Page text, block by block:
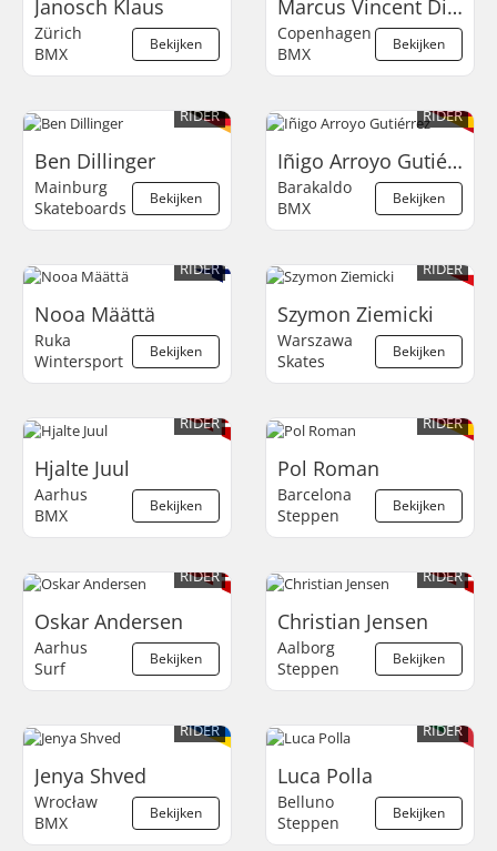
Janosch Klaus
Bekijken
Zürich
BMX
Marcus Vincent Diemar
Bekijken
Copenhagen
BMX
RIDER
Ben Dillinger
Bekijken
Mainburg
Skateboards
RIDER
Iñigo Arroyo Gutiérrez
Bekijken
Barakaldo
BMX
RIDER
Nooa Määttä
Bekijken
Ruka
Wintersport
RIDER
Szymon Ziemicki
Bekijken
Warszawa
Skates
RIDER
Hjalte Juul
Bekijken
Aarhus
BMX
RIDER
Pol Roman
Bekijken
Barcelona
Steppen
RIDER
Oskar Andersen
Bekijken
Aarhus
Surf
RIDER
Christian Jensen
Bekijken
Aalborg
Steppen
RIDER
Jenya Shved
Bekijken
Wrocław
BMX
RIDER
Luca Polla
Bekijken
Belluno
Steppen